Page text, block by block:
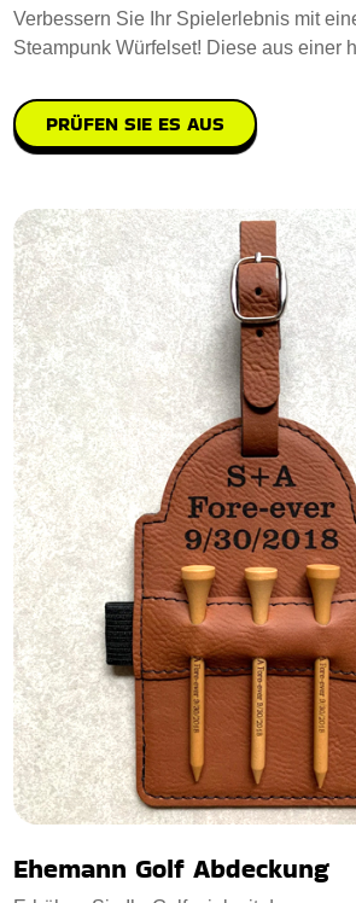
Verbessern Sie Ihr Spielerlebnis mit
Steampunk Würfelset! Diese aus einer
PRÜFEN SIE ES AUS
Ehemann Golf Abdeckung